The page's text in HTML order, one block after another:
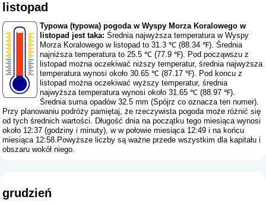
listopad
Typowa (typowa) pogoda w Wyspy Morza Koralowego w
listopad jest taka: Średnia najwyższa temperatura w Wyspy
Morza Koralowego w listopad to 31.3 ℃ (88.34 ℉). Średnia
najniższa temperatura to 25.5 ℃ (77.9 ℉). Pod począwszu z
listopad można oczekiwać niższy temperatur, średnia najwyższa
temperatura wynosi około 30.65 ℃ (87.17 ℉). Pod koncu z
listopad można oczekiwać wyższy temperatur, średnia
najwyższa temperatura wynosi około 31.65 ℃ (88.97 ℉).
Średnia suma opadów 32.5 mm (Spójrz co oznacza ten numer).
Przy planowaniu podróży pamiętaj, że rzeczywista pogoda może różnić się
od tych średnich wartości. Długość dnia na początku tego miesiąca wynosi
około 12:37 (godziny i minuty), w w połowie miesiąca 12:49 i na końcu
miesiąca 12:58.Powyższe liczby są ważne przede wszystkim dla kapitału i
obszaru wokół niego.
grudzień